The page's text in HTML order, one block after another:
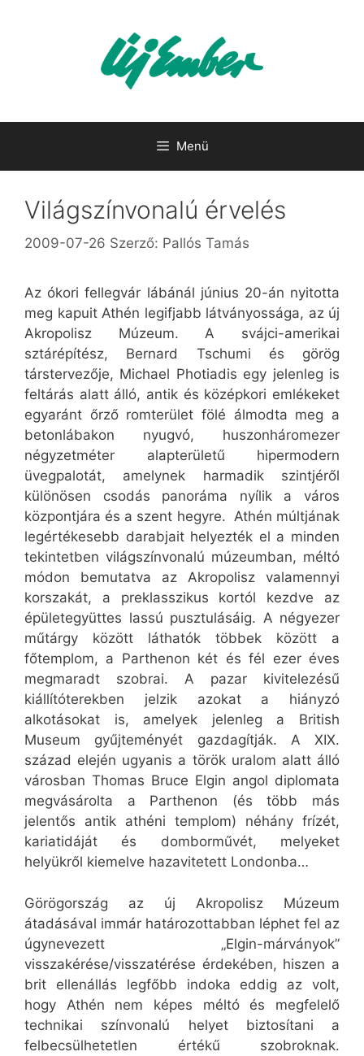
Menü
Világszínvonalú érvelés
2009-07-26 Szerző: Pallós Tamás
Az ókori fellegvár lábánál június 20-án nyitotta
meg kapuit Athén legifjabb látványossága, az új
Akropolisz Múzeum. A svájci-amerikai
sztárépítész, Bernard Tschumi és görög
társtervezője, Michael Photiadis egy jelenleg is
feltárás alatt álló, antik és középkori emlékeket
egyaránt őrző romterület fölé álmodta meg a
betonlábakon nyugvó, huszonháromezer
négyzetméter alapterületű hipermodern
üvegpalotát, amelynek harmadik szintjéről
különösen csodás panoráma nyílik a város
központjára és a szent hegyre. Athén múltjának
legértékesebb darabjait helyezték el a minden
tekintetben világszínvonalú múzeumban, méltó
módon bemutatva az Akropolisz valamennyi
korszakát, a preklasszikus kortól kezdve az
épületegyüttes lassú pusztulásáig. A négyezer
műtárgy között láthatók többek között a
főtemplom, a Parthenon két és fél ezer éves
megmaradt szobrai. A pazar kivitelezésű
kiállítóterekben jelzik azokat a hiányzó
alkotásokat is, amelyek jelenleg a British
Museum gyűjteményét gazdagítják. A XIX.
század elején ugyanis a török uralom alatt álló
városban Thomas Bruce Elgin angol diplomata
megvásárolta a Parthenon (és több más
jelentős antik athéni templom) néhány frízét,
kariatidáját és domborművét, melyeket
helyükről kiemelve hazavitetett Londonba…
Görögország az új Akropolisz Múzeum
átadásával immár határozottabban léphet fel az
úgynevezett „Elgin-márványok”
visszakérése/visszatérése érdekében, hiszen a
brit ellenállás legfőbb indoka eddig az volt,
hogy Athén nem képes méltó és megfelelő
technikai színvonalú helyet biztosítani a
felbecsülhetetlen értékű szobroknak.